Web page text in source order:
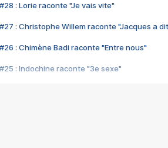
#28 : Lorie raconte "Je vais vite"
#27 : Christophe Willem raconte "Jacques a
#26 : Chimène Badi raconte "Entre nous"
#25 : Indochine raconte "3e sexe"